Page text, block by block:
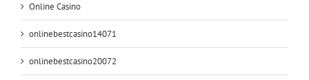
Online Casino
onlinebestcasino14071
onlinebestcasino20072